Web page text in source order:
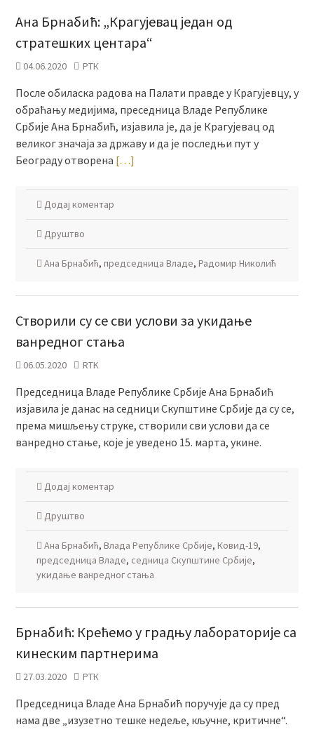
Ана Брнабић: „Крагујевац један од
стратешких центара“
04.06.2020 РТК
После обиласка радова на Палати правде у Крагујевцу, у
обраћању медијима, преседница Владе Републике
Србије Ана Брнабић, изјавила је, да је Крагујевац од
великог значаја за државу и да је последњи пут у
Београду отворена […]
Додај коментар
Друштво
Ана Брнабић, председница Владе, Радомир Николић
Створили су се сви услови за укидање
ванредног стања
06.05.2020 RTK
Председница Владе Републике Србије Ана Брнабић
изјавила је данас на седници Скупштине Србије да су се,
према мишљењу струке, створили сви услови да се
ванредно стање, које је уведено 15. марта, укине.
Додај коментар
Друштво
Ана Брнабић, Влада Републике Србије, Ковид-19,
председница Владе, седница Скупштине Србије,
укидање ванредног стања
Брнабић: Крећемо у градњу лабораторије са
кинеским партнерима
27.03.2020 РТК
Председница Владе Ана Брнабић поручује да су пред
нама две „изузетно тешке недеље, кључне, критичне“.